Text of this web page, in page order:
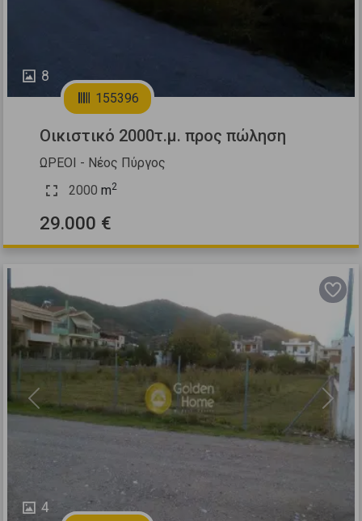
8
155396
Οικιστικό 2000τ.μ. προς πώληση
ΩΡΕΟΙ - Νέος Πύργος
2000 m2
29.000 €
4
Previous Next